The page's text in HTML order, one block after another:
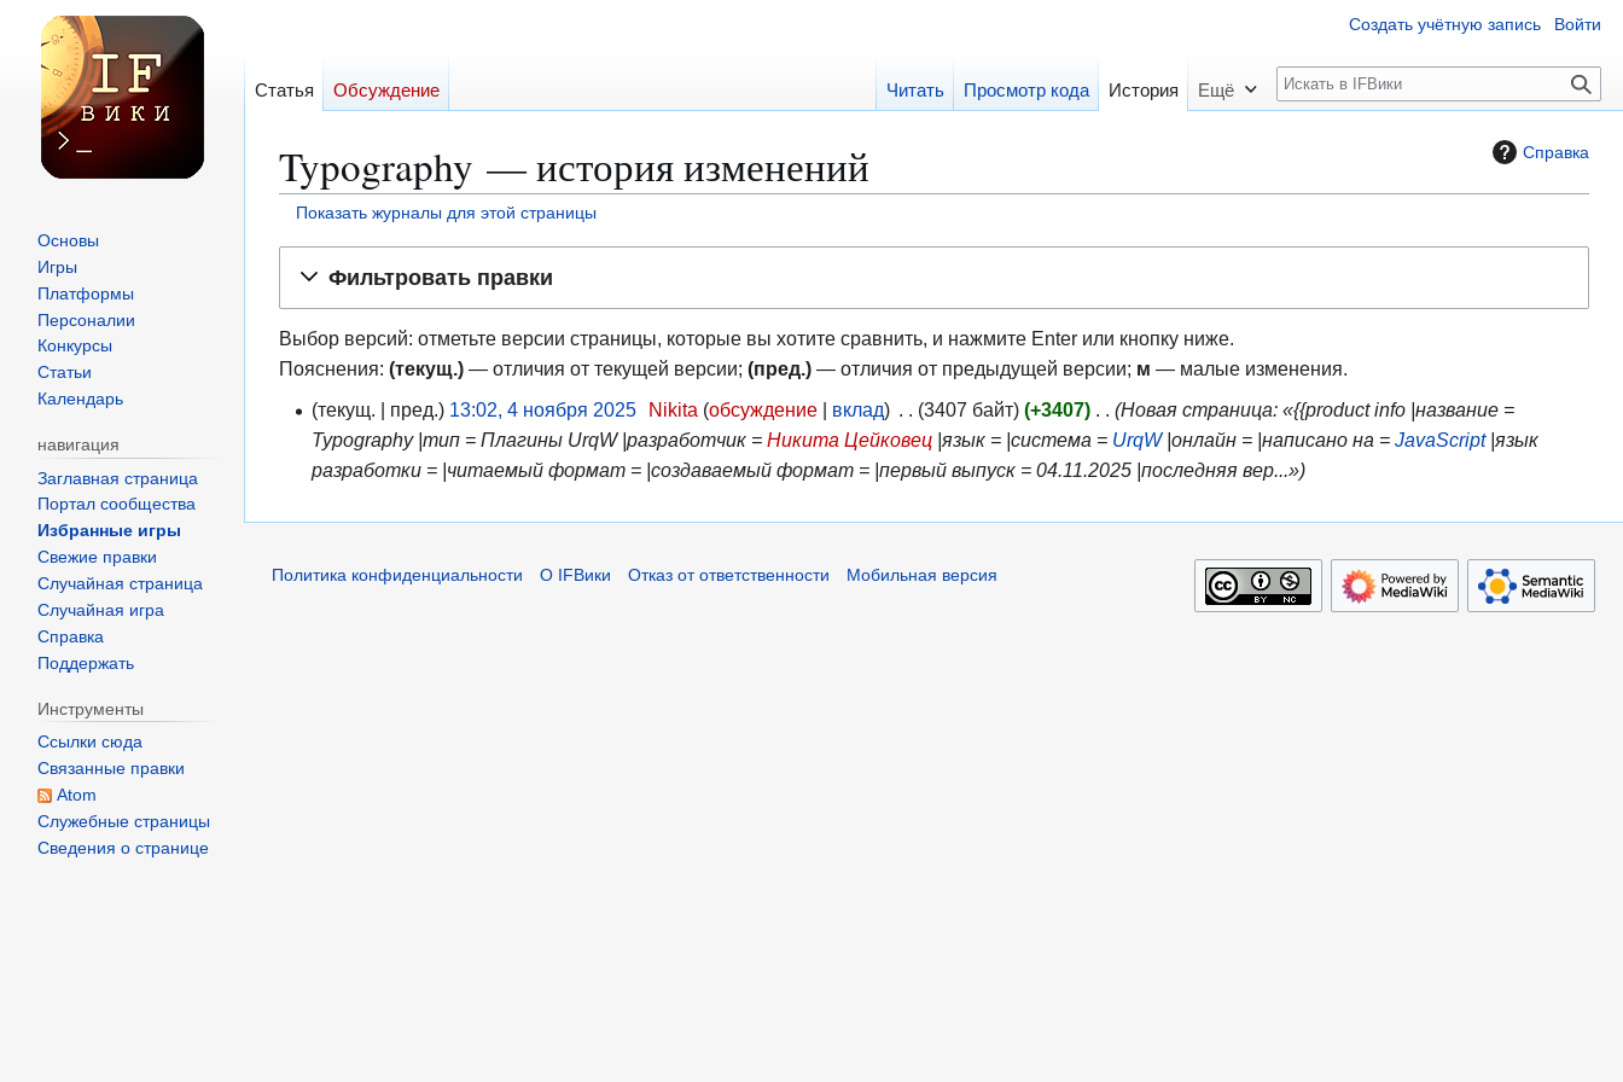
Справка
Typography — история изменений
Показать журналы для этой страницы
Фильтровать правки
Выбор версий: отметьте версии страницы, которые вы хотите сравнить, и нажмите Enter или кнопку ниже.
Пояснения: (текущ.)— отличия от текущей версии; (пред.)— отличия от предыдущей версии; м — малые изменения.
р
текущ. пред. 13:02, 4 ноября 2025 Nikita обсуждение вклад 3407 байт +3407
Новая страница: «{{product info |название =
Typography |тип = Плагины UrqW |разработчик = Никита Цейковец|язык = |система = UrqW|онлайн = |написано на = JavaScript|язык
разработки = |читаемый формат = |создаваемый формат = |первый выпуск = 04.11.2025 |последняя вер...»
Создать учётную запись Войти
Статья Обсуждение Читать Просмотр кода История Ещё
П
о
к
Основы
Игры
Платформы
Персоналии
Конкурсы
Статьи
Календарь
навигация
Заглавная страница
Портал сообщества
Избранные игры
Свежие правки
Случайная страница
Случайная игра
Справка
Поддержать
Инструменты
Ссылки сюда
Связанные правки
Atom
Служебные страницы
Сведения о странице
Политика конфиденциальности О IFВики Отказ от ответственности Мобильная версия